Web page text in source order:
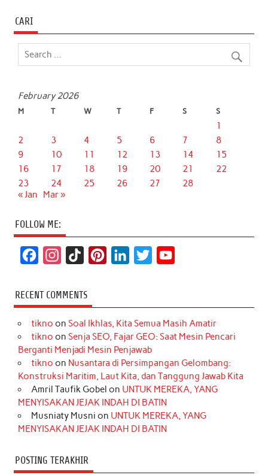
CARI
February 2026
M T W T F S S
1
2
3 4 5 6 7
8
9
10 11 12 13 14
15
16
17 18 19 20 21
22
23
24 25 26 27
28
« Jan
Mar »
FOLLOW ME:
c
e
b
o
k
s
t
a
r
a
m
k
T
o
k
t
e
r
e
s
t
k
e
d
I
n
t
t
r
T
u
e
RECENT COMMENTS
tikno on Soal Ikhlas, Kita Semua Masih Amatir
tikno on Senja SEO, Fajar GEO: Saat Mesin Pencari
Berganti Menjadi Mesin Penjawab
tikno on Nusantara di Persimpangan Gelombang:
Konstruksi Maritim, Laut Kita, dan Tanggung Jawab Kita
Amril Taufik Gobel on UNTUK MEREKA, YANG
MENYISAKAN JEJAK INDAH DI BATIN
Musniaty Musni on UNTUK MEREKA, YANG
MENYISAKAN JEJAK INDAH DI BATIN
POSTING TERAKHIR